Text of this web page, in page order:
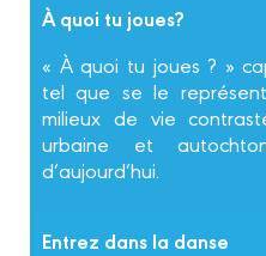
À quoi tu joues?
« À quoi tu joues ? »
tel que se le
milieux de vie
urbaine et
d’aujourd’hui.
Entrez dans la danse